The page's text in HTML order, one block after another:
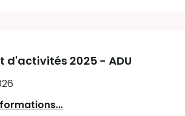
d'activités 2025 - ADU